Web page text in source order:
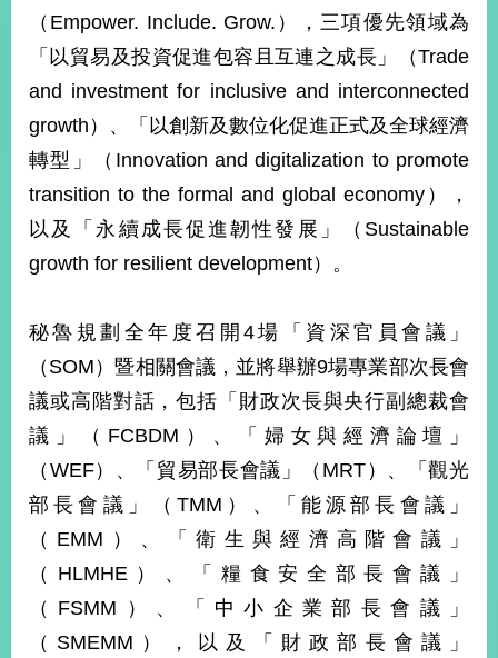
首
頁
網
站
導
覽
於
本
部
新
中
外
交
資
訊
國
家
與
地
國
際
（Empower. Include. Grow.），三項優先領域為
「以貿易及投資促進包容且互連之成長」（Trade
and investment for inclusive and interconnected
growth）、「以創新及數位化促進正式及全球經濟
轉型」（Innovation and digitalization to promote
transition to the formal and global economy），
以及「永續成長促進韌性發展」（Sustainable
growth for resilient development）。
秘魯規劃全年度召開4場「資深官員會議」
（SOM）暨相關會議，並將舉辦9場專業部次長會
議或高階對話，包括「財政次長與央行副總裁會
議」（FCBDM）、「婦女與經濟論壇」
（WEF）、「貿易部長會議」（MRT）、「觀光
部長會議」（TMM）、「能源部長會議」
（EMM）、「衛生與經濟高階會議」
（HLMHE）、「糧食安全部長會議」
（FSMM）、「中小企業部長會議」
（SMEMM），以及「財政部長會議」